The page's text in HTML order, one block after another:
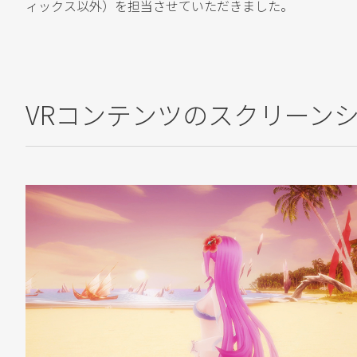
ィックス以外）を担当させていただきました。
VRコンテンツのスクリーン